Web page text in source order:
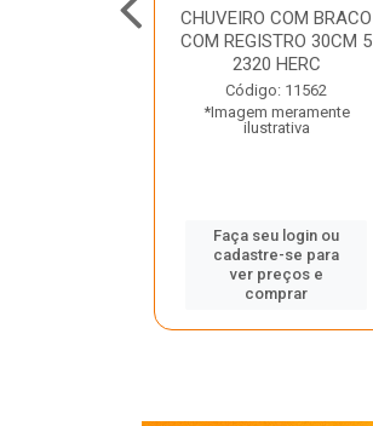
CHUVEIRO COM BRACO
COM REGISTRO 30CM 5
2320 HERC
Código: 11562
*Imagem meramente
ilustrativa
Faça seu login ou
cadastre-se para
ver preços e
comprar